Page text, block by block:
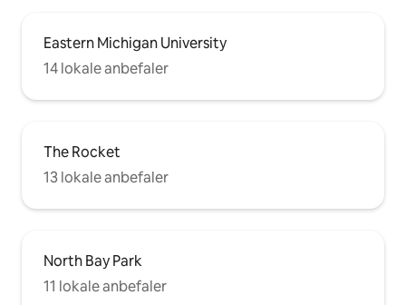
Eastern Michigan University
14 lokale anbefaler
The Rocket
13 lokale anbefaler
North Bay Park
11 lokale anbefaler